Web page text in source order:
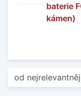
baterie
kámen)